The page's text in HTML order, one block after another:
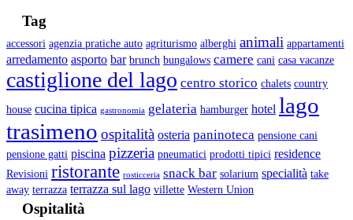
Tag
accessori agenzia pratiche auto agriturismo alberghi animali appartamenti
arredamento asporto bar brunch bungalows camere cani casa vacanze
castiglione del lago centro storico chalets country
house cucina tipica gastronomia gelateria hamburger hotel lago
trasimeno ospitalità osteria paninoteca pensione cani
pensione gatti piscina pizzeria pneumatici prodotti tipici residence
Revisioni ristorante rosticceria snack bar solarium specialità take
away terrazza terrazza sul lago villette Western Union
Ospitalità